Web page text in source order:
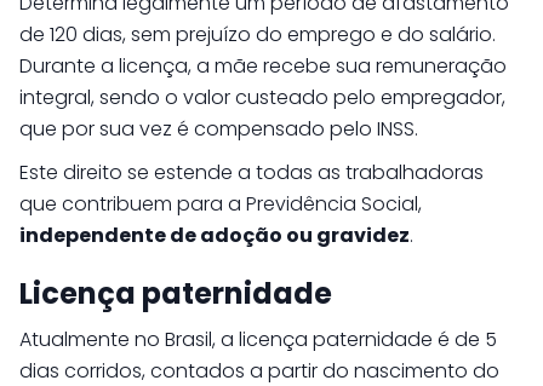
de 120 dias, sem prejuízo do emprego e do salário.
Durante a licença, a mãe recebe sua remuneração
integral, sendo o valor custeado pelo empregador,
que por sua vez é compensado pelo INSS.
Este direito se estende a todas as trabalhadoras
que contribuem para a Previdência Social,
independente de adoção ou gravidez.
Licença paternidade
Atualmente no Brasil, a licença paternidade é de 5
dias corridos, contados a partir do nascimento do